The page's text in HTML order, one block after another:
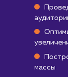
Первые
трафика
месяца
Этот